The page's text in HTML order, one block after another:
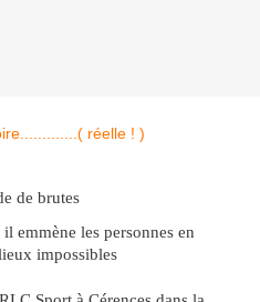
de brutes
emmène les personnes en
impossibles